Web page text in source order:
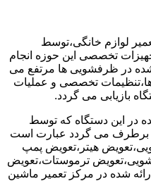
لوازم خانگی،توسط
تخصصی این حوزه انجام
شده در ظرفشویی ها مرتفع می
تخصصی و عملیات
بازیابی می گردد.
در این دستگاه که توسط
برطرف می گردد عبارت است
هیتر،تعویض پمپ
ترموستات،تعویض
شده در مرکز تعمیر ماشین